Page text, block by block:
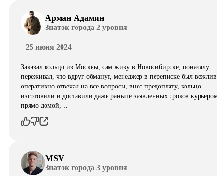
Арман Адамян
Знаток города 2 уровня
25 июня 2024
Заказал кольцо из Москвы, сам живу в Новосибирске, поначалу
переживал, что вдруг обманут, менеджер в переписке был
оперативно отвечал на все вопросы, внес предоплату, кольцо
изготовили и доставили даже раньше заявленных сроков
прямо домой,…
MSV
Знаток города 3 уровня